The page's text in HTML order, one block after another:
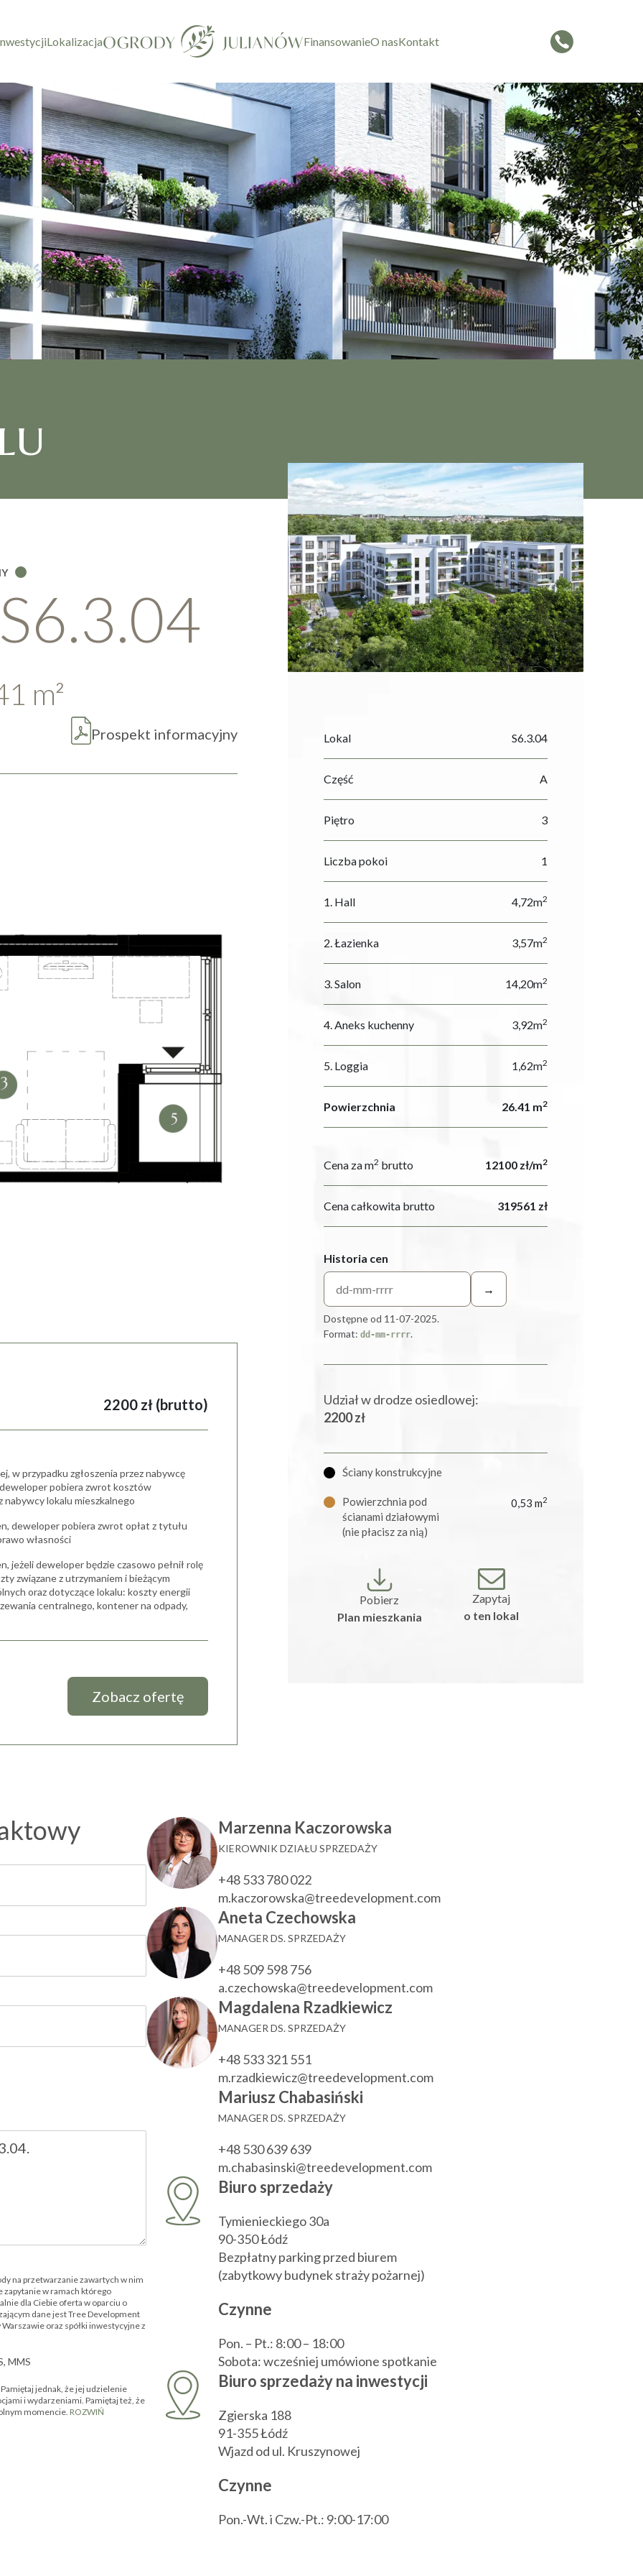
Lokalizacja FinansowanieO nasKontakt
m2
Prospekt informacyjny
2200 zł (brutto)
w przypadku zgłoszenia przez nabywcę
pobiera zwrot kosztów
lokalu mieszkalnego
deweloper pobiera zwrot opłat z tytułu
własności
jeżeli deweloper będzie czasowo pełnił rolę
związane z utrzymaniem i bieżącym
oraz dotyczące lokalu: koszty energii
centralnego, kontener na odpady,
Zobacz ofertę
Lokal S6.3.04
Część A
Piętro 3
Liczba pokoi 1
1. Hall 4,72m2
2. Łazienka 3,57m2
3. Salon 14,20m2
4. Aneks kuchenny 3,92m2
5. Loggia 1,62m2
Powierzchnia 26.41 m2
Cena za m2 brutto 12100 zł/m2
Cena całkowita brutto 319561 zł
Historia cen
→
Dostępne od 11-07-2025.
Format: dd-mm-rrrr.
Udział w drodze osiedlowej:
2200 zł
Ściany konstrukcyjne
Powierzchnia pod
ścianami działowymi
(nie płacisz za nią)
0,53 m2
Pobierz
Plan mieszkania
Zapytaj
o ten lokal
na przetwarzanie zawartych w nim
zapytanie w ramach którego
dla Ciebie oferta w oparciu o
dane jest Tree Development
oraz spółki inwestycyjne z
MMS
jednak, że jej udzielenie
i wydarzeniami. Pamiętaj też, że
momencie. ROZWIŃ
Marzenna Kaczorowska
KIEROWNIK DZIAŁU SPRZEDAŻY
+48 533 780 022
m.kaczorowska@treedevelopment.com
Aneta Czechowska
MANAGER DS. SPRZEDAŻY
+48 509 598 756
a.czechowska@treedevelopment.com
Magdalena Rzadkiewicz
MANAGER DS. SPRZEDAŻY
+48 533 321 551
m.rzadkiewicz@treedevelopment.com
Mariusz Chabasiński
MANAGER DS. SPRZEDAŻY
+48 530 639 639
m.chabasinski@treedevelopment.com
Biuro sprzedaży
Tymienieckiego 30a
90-350 Łódź
Bezpłatny parking przed biurem
(zabytkowy budynek straży pożarnej)
Czynne
Pon. – Pt.: 8:00 – 18:00
Sobota: wcześniej umówione spotkanie
Biuro sprzedaży na inwestycji
Zgierska 188
91-355 Łódź
Wjazd od ul. Kruszynowej
Czynne
Pon.-Wt. i Czw.-Pt.: 9:00-17:00